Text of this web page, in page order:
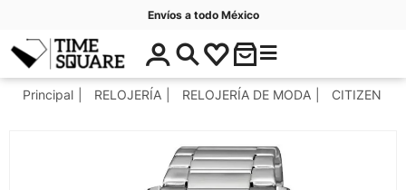
Envíos a todo México
Timesquare
$
0
.
C
t
o
r
í
Principal RELOJERÍA RELOJERÍA DE MODA CITIZEN